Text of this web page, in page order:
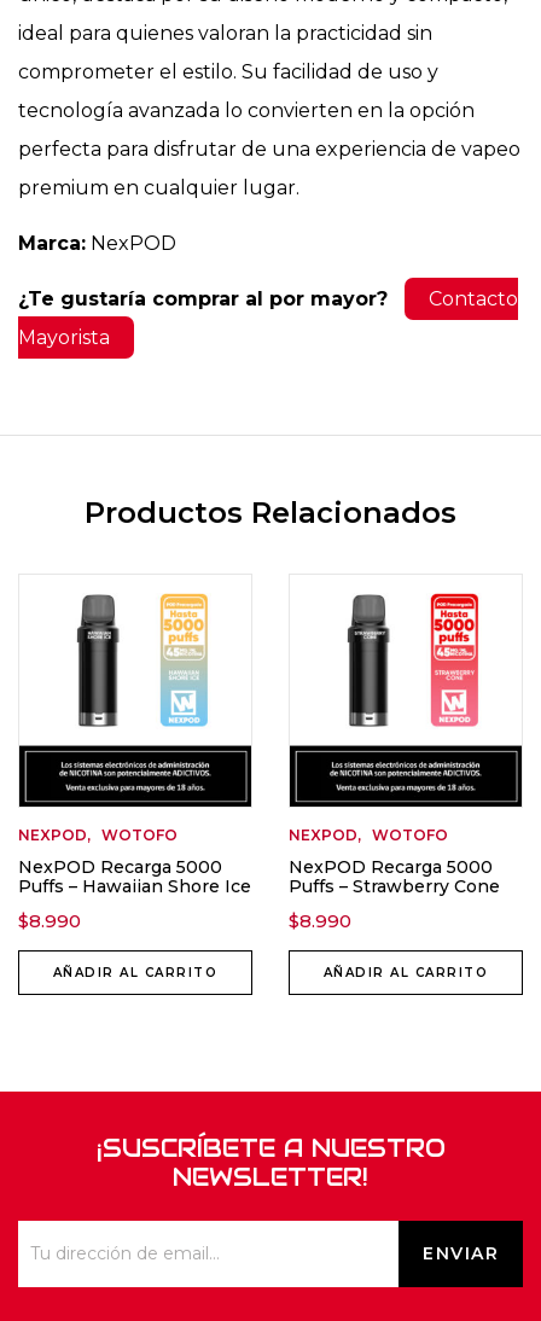
ideal para quienes valoran la practicidad sin
comprometer el estilo. Su facilidad de uso y
tecnología avanzada lo convierten en la opción
perfecta para disfrutar de una experiencia de vapeo
premium en cualquier lugar.
Marca: NexPOD
¿Te gustaría comprar al por mayor?
Contacto
Mayorista
Productos Relacionados
NEXPOD WOTOFO
NexPOD Recarga 5000
Puffs – Hawaiian Shore Ice
$8.990
AÑADIR AL CARRITO
NEXPOD WOTOFO
NexPOD Recarga 5000
Puffs – Strawberry Cone
$8.990
AÑADIR AL CARRITO
¡SUSCRÍBETE A NUESTRO
NEWSLETTER!